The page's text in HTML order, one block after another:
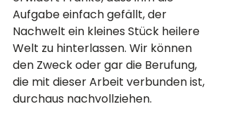
Aufgabe einfach gefällt, der
Nachwelt ein kleines Stück heilere
Welt zu hinterlassen. Wir können
den Zweck oder gar die Berufung,
die mit dieser Arbeit verbunden ist,
durchaus nachvollziehen.